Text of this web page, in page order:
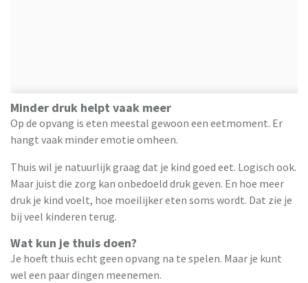
Minder druk helpt vaak meer
Op de opvang is eten meestal gewoon een eetmoment. Er
hangt vaak minder emotie omheen.
Thuis wil je natuurlijk graag dat je kind goed eet. Logisch ook.
Maar juist die zorg kan onbedoeld druk geven. En hoe meer
druk je kind voelt, hoe moeilijker eten soms wordt. Dat zie je
bij veel kinderen terug.
Wat kun je thuis doen?
Je hoeft thuis echt geen opvang na te spelen. Maar je kunt
wel een paar dingen meenemen.